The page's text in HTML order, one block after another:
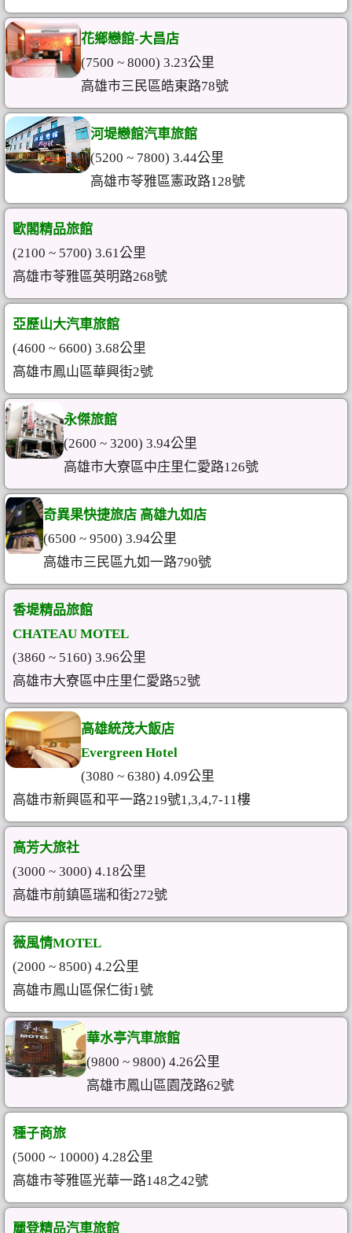
花鄉戀館-大昌店
(7500 ~ 8000) 3.23公里
高雄市三民區皓東路78號
河堤戀館汽車旅館
(5200 ~ 7800) 3.44公里
高雄市苓雅區憲政路128號
歐閣精品旅館
(2100 ~ 5700) 3.61公里
高雄市苓雅區英明路268號
亞歷山大汽車旅館
(4600 ~ 6600) 3.68公里
高雄市鳳山區華興街2號
永傑旅館
(2600 ~ 3200) 3.94公里
高雄市大寮區中庄里仁愛路126號
奇異果快捷旅店 高雄九如店
(6500 ~ 9500) 3.94公里
高雄市三民區九如一路790號
香堤精品旅館
CHATEAU MOTEL
(3860 ~ 5160) 3.96公里
高雄市大寮區中庄里仁愛路52號
高雄統茂大飯店
Evergreen Hotel
(3080 ~ 6380) 4.09公里
高雄市新興區和平一路219號1,3,4,7-11樓
高芳大旅社
(3000 ~ 3000) 4.18公里
高雄市前鎮區瑞和街272號
薇風情MOTEL
(2000 ~ 8500) 4.2公里
高雄市鳳山區保仁街1號
華水亭汽車旅館
(9800 ~ 9800) 4.26公里
高雄市鳳山區園茂路62號
種子商旅
(5000 ~ 10000) 4.28公里
高雄市苓雅區光華一路148之42號
麗登精品汽車旅館